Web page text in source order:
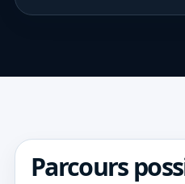
Parcours